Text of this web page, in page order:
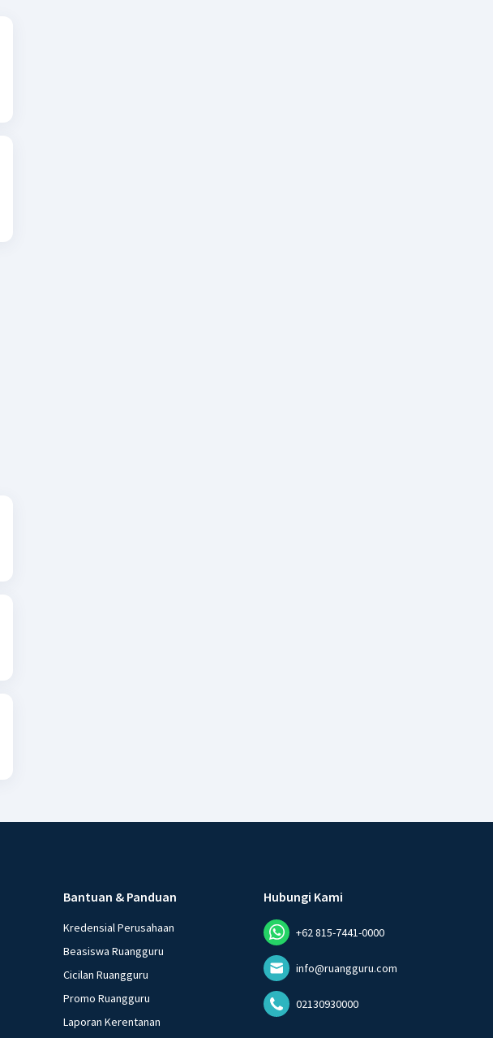
Bantuan & Panduan
Kredensial Perusahaan
Beasiswa Ruangguru
Cicilan Ruangguru
Promo Ruangguru
Laporan Kerentanan
Hubungi Kami
+62 815-7441-0000
info@ruangguru.com
02130930000